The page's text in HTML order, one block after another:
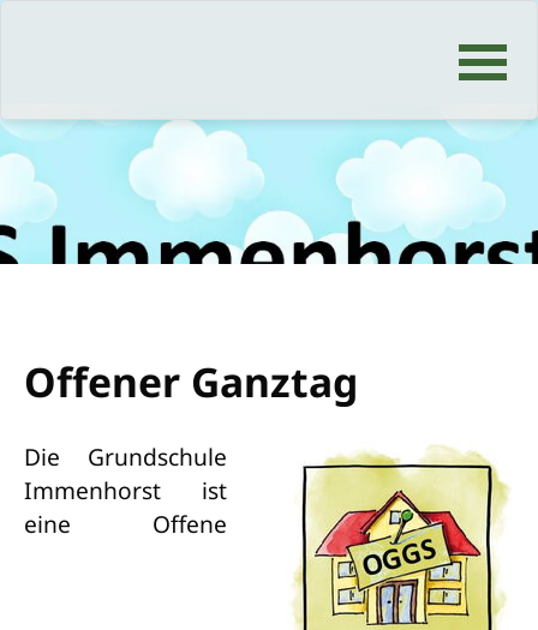
Navigation
überspringen
Offener Ganztag
Die Grundschule
Immenhorst ist
eine Offene